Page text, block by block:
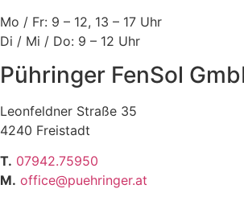
Mo / Fr: 9 – 12, 13 – 17 Uhr
Di / Mi / Do: 9 – 12 Uhr
Pühringer FenSol
Leonfeldner Straße 35
4240 Freistadt
T. 07942.75950
M. office@puehringer.at